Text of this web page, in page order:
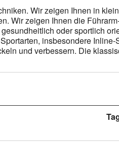
Wir zeigen Ihnen in
Wir zeigen Ihnen die
oder sportlich
insbesondere
und verbessern. Die